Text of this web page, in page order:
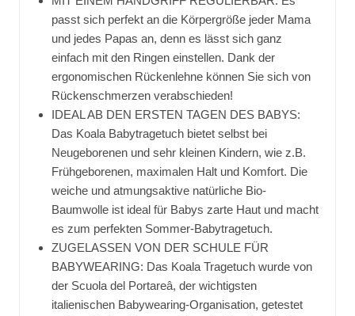
passt sich perfekt an die Körpergröße jeder Mama
und jedes Papas an, denn es lässt sich ganz
einfach mit den Ringen einstellen. Dank der
ergonomischen Rückenlehne können Sie sich von
Rückenschmerzen verabschieden!
IDEAL AB DEN ERSTEN TAGEN DES BABYS:
Das Koala Babytragetuch bietet selbst bei
Neugeborenen und sehr kleinen Kindern, wie z.B.
Frühgeborenen, maximalen Halt und Komfort. Die
weiche und atmungsaktive natürliche Bio-
Baumwolle ist ideal für Babys zarte Haut und macht
es zum perfekten Sommer-Babytragetuch.
ZUGELASSEN VON DER SCHULE FÜR
BABYWEARING: Das Koala Tragetuch wurde von
der Scuola del Portareâ, der wichtigsten
italienischen Babywearing-Organisation, getestet